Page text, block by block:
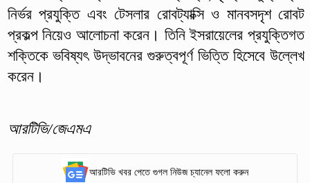
নির্ভর প্রযুক্তি এবং টেসলার রোবট্যাক্সি ও মানবসদৃশ রোবট
প্রকল্প নিয়েও আলোচনা করেন। তিনি ইসরায়েলের প্রযুক্তিগত
শক্তিকে ভবিষ্যৎ উদ্ভাবনের গুরুত্বপূর্ণ ভিত্তি হিসেবে উল্লেখ
করেন।
আরটিভি/জেএমএ
আরটিভি খবর পেতে গুগল নিউজ চ্যানেল ফলো করুন